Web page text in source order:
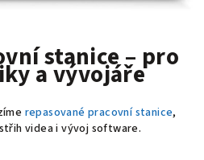
stanice – pro
a vývojáře
repasované pracovní stanice,
videa i vývoj software.